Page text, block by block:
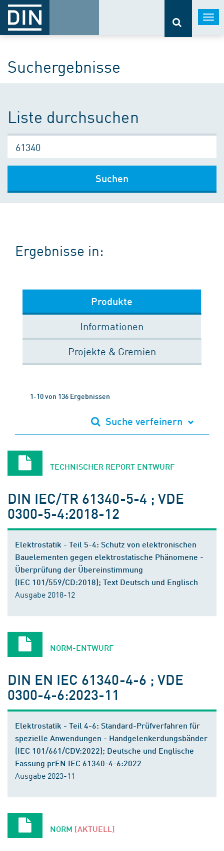
Suchergebnisse
Liste durchsuchen
Suchen
Ergebnisse in:
Produkte
Informationen
Projekte & Gremien
1-10 von 136 Ergebnissen
Suche verfeinern
TECHNISCHER REPORT ENTWURF
DIN IEC/TR 61340-5-4 ; VDE
0300-5-4:2018-12
Elektrostatik - Teil 5-4: Schutz von elektronischen
Bauelementen gegen elektrostatische Phänomene -
Überprüfung der Übereinstimmung
(IEC 101/559/CD:2018); Text Deutsch und Englisch
Ausgabe 2018-12
NORM-ENTWURF
DIN EN IEC 61340-4-6 ; VDE
0300-4-6:2023-11
Elektrostatik - Teil 4-6: Standard-Prüfverfahren für
spezielle Anwendungen - Handgelenkerdungsbänder
(IEC 101/661/CDV:2022); Deutsche und Englische
Fassung prEN IEC 61340-4-6:2022
Ausgabe 2023-11
NORM [AKTUELL]